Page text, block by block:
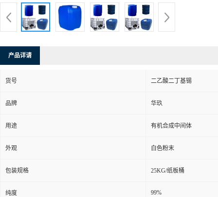
产品详请
货号 二乙酸二丁基锡
品牌 华玖
用途 有机合成中间体
外观 白色粉末
包装规格 25KG/纸板桶
纯度 99%